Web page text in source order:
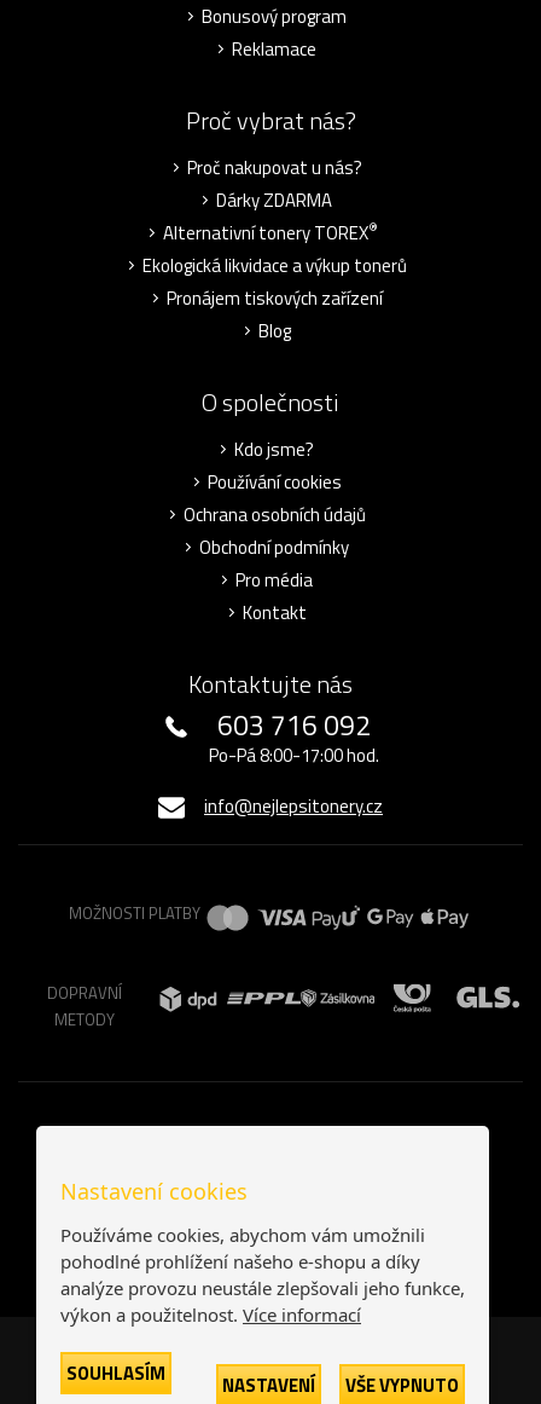
Bonusový program
Reklamace
Proč vybrat nás?
Proč nakupovat u nás?
Dárky ZDARMA
Alternativní tonery TOREX®
Ekologická likvidace a výkup tonerů
Pronájem tiskových zařízení
Blog
O společnosti
Kdo jsme?
Používání cookies
Ochrana osobních údajů
Obchodní podmínky
Pro média
Kontakt
Kontaktujte nás
603 716 092
Po-Pá 8:00-17:00 hod.
info@nejlepsitonery.cz
MOŽNOSTI PLATBY
DOPRAVNÍ
METODY
Česká republika Slovensko
Nastavení cookies
Používáme cookies, abychom vám umožnili
pohodlné prohlížení našeho e-shopu a díky
analýze provozu neustále zlepšovali jeho funkce,
výkon a použitelnost. Více informací
SOUHLASÍM NASTAVENÍ VŠE VYPNUTO